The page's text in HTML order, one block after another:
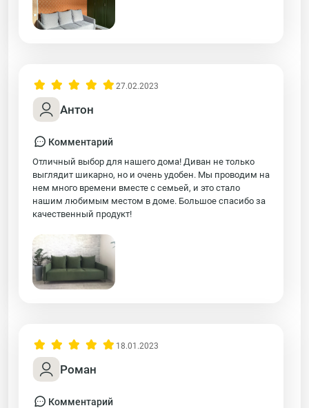
Антон
27.02.2023
Комментарий
Отличный выбор для нашего дома! Диван не только
выглядит шикарно, но и очень удобен. Мы проводим на
нем много времени вместе с семьей, и это стало
нашим любимым местом в доме. Большое спасибо за
качественный продукт!
Роман
18.01.2023
Комментарий